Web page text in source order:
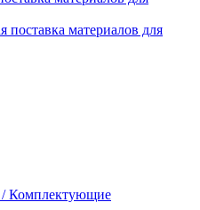
/ Комплектующие